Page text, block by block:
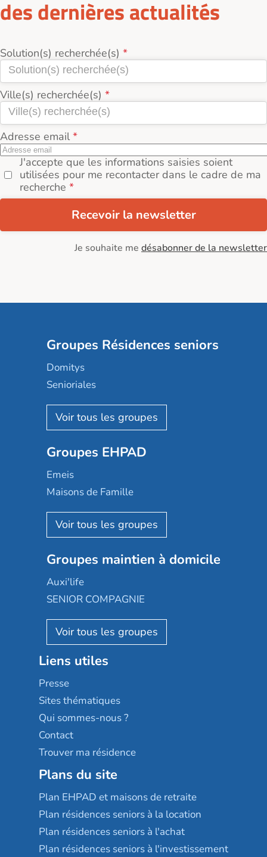
des dernières actualités
Solution(s) recherchée(s)
Ville(s) recherchée(s)
Adresse email
J'accepte que les informations saisies soient
utilisées pour me recontacter dans le cadre de ma
recherche
Recevoir la newsletter
Je souhaite me désabonner de la newsletter
Groupes Résidences seniors
Domitys
Senioriales
Nohée
Les Résidentiels
Mobicap
Domusvi
Happy Senior
Aquarelia
Nexity edenea
Les jardins d'Arcadie
Occitalia
Appartseniors
Reseda
Stella management
Les villages d'or
Sérénys
Résidences services Villa Médicis
Groupes EHPAD
Emeis
Maisons de Famille
Korian
Emera
Groupe SOS
Le Noble Âge
Almage
Résidalya
Groupe aplus
Groupes maintien à domicile
Auxi'life
SENIOR COMPAGNIE
AGE D'OR Services
Liens utiles
Presse
Sites thématiques
Qui sommes-nous ?
Contact
Trouver ma résidence
Plans du site
Plan EHPAD et maisons de retraite
Plan résidences seniors à la location
Plan résidences seniors à l'achat
Plan résidences seniors à l'investissement